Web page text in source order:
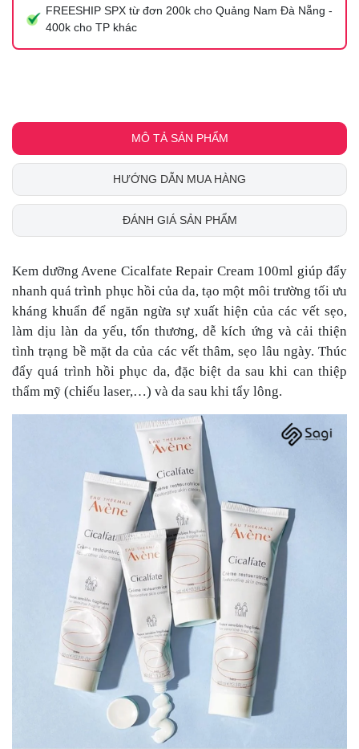
FREESHIP SPX từ đơn 200k cho Quảng Nam Đà Nẵng -
400k cho TP khác
MÔ TẢ SẢN PHẨM
HƯỚNG DẪN MUA HÀNG
ĐÁNH GIÁ SẢN PHẨM
Kem dưỡng Avene Cicalfate Repair Cream 100ml giúp đẩy
nhanh quá trình phục hồi của da, tạo một môi trường tối ưu
kháng khuẩn để ngăn ngừa sự xuất hiện của các vết sẹo,
làm dịu làn da yếu, tổn thương, dễ kích ứng và cải thiện
tình trạng bề mặt da của các vết thâm, sẹo lâu ngày. Thúc
đẩy quá trình hồi phục da, đặc biệt da sau khi can thiệp
thẩm mỹ (chiếu laser,…) và da sau khi tẩy lông.